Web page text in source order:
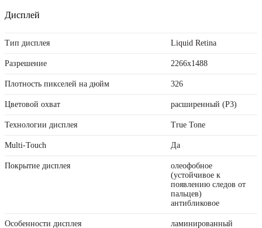
Дисплей
Тип дисплея Liquid Retina
Разрешение 2266x1488
Плотность пикселей на дюйм 326
Цветовой охват расширенный (P3)
Технологии дисплея True Tone
Multi-Touch Да
Покрытие дисплея
олеофобное
(устойчивое к
появлению следов от
пальцев)
антибликовое
Особенности дисплея ламинированный